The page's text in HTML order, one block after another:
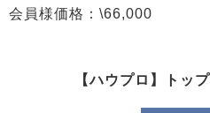
会員様価格：\66,000
【ハウプロ】トッ